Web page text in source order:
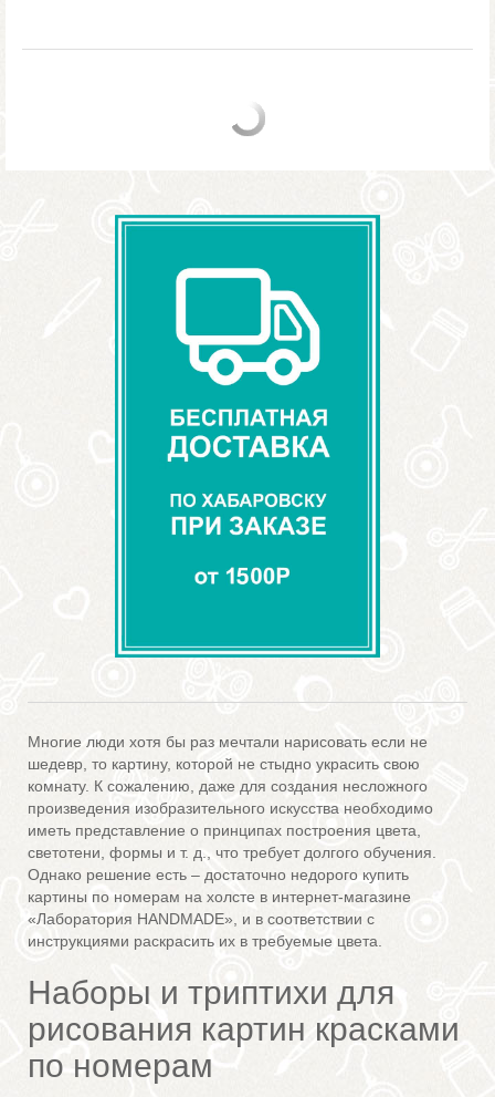
Многие люди хотя бы раз мечтали нарисовать если не
шедевр, то картину, которой не стыдно украсить свою
комнату. К сожалению, даже для создания несложного
произведения изобразительного искусства необходимо
иметь представление о принципах построения цвета,
светотени, формы и т. д., что требует долгого обучения.
Однако решение есть – достаточно недорого купить
картины по номерам на холсте в интернет-магазине
«Лаборатория HANDMADE», и в соответствии с
инструкциями раскрасить их в требуемые цвета.
Наборы и триптихи для
рисования картин красками
по номерам